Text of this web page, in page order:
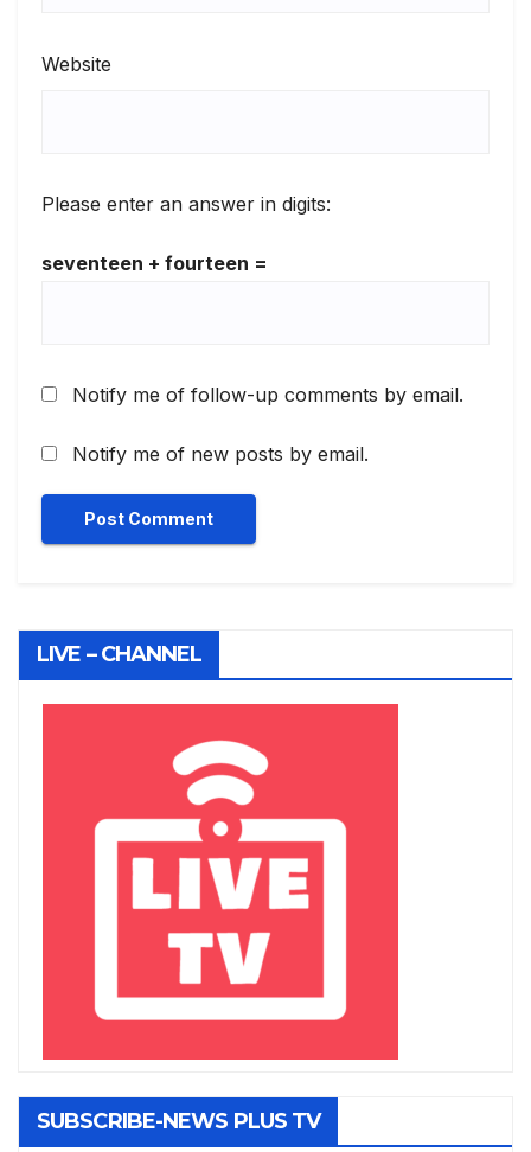
Website
Please enter an answer in digits:
seventeen + fourteen =
Notify me of follow-up comments by email.
Notify me of new posts by email.
LIVE – CHANNEL
SUBSCRIBE-NEWS PLUS TV